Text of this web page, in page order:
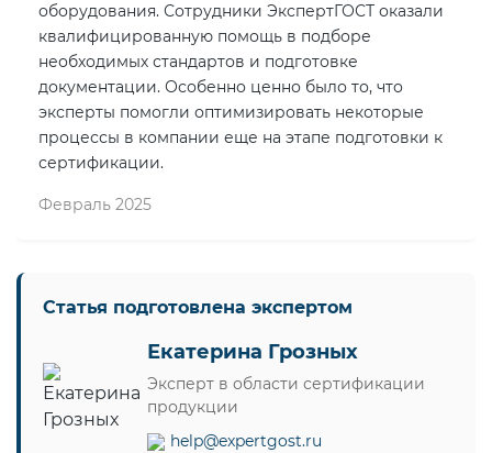
оборудования. Сотрудники ЭкспертГОСТ оказали
квалифицированную помощь в подборе
необходимых стандартов и подготовке
документации. Особенно ценно было то, что
эксперты помогли оптимизировать некоторые
процессы в компании еще на этапе подготовки к
сертификации.
Февраль 2025
Статья подготовлена экспертом
Екатерина Грозных
Эксперт в области сертификации
продукции
help@expertgost.ru